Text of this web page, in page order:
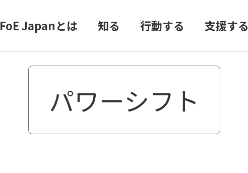
FoE Japanとは 知る 行動する 支援する
パワーシフト